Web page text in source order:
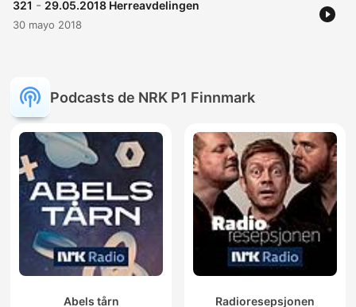
321 - 29.05.2018 Herreavdelingen
30 mayo 2018
Podcasts de NRK P1 Finnmark
Abels tårn Radioresepsjonen